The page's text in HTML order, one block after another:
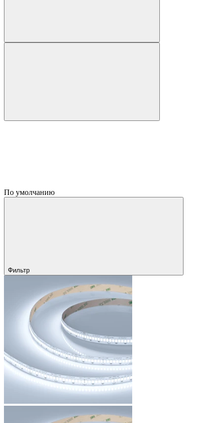
По умолчанию
Фильтр